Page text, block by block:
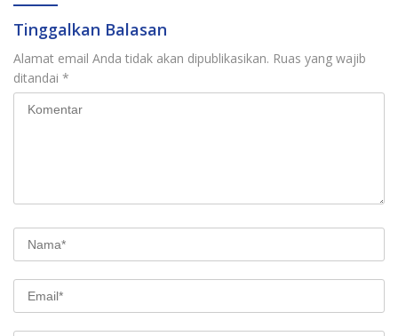
Tinggalkan Balasan
Alamat email Anda tidak akan dipublikasikan. Ruas yang wajib
ditandai *